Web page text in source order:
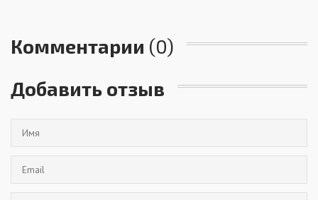
Комментарии (0)
Добавить отзыв